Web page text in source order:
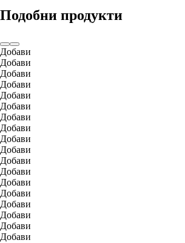
Подобни продукти
Добави
Добави
Добави
Добави
Добави
Добави
Добави
Добави
Добави
Добави
Добави
Добави
Добави
Добави
Добави
Добави
Добави
Добави